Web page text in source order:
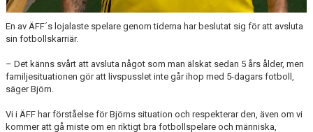
En av ÄFF´s lojalaste spelare genom tiderna har beslutat sig för att avsluta
sin fotbollskarriär.
– Det känns svårt att avsluta något som man älskat sedan 5 års ålder, men
familjesituationen gör att livspusslet inte går ihop med 5-dagars fotboll,
säger Björn.
Vi i ÄFF har förståelse för Björns situation och respekterar den, även om vi
kommer att gå miste om en riktigt bra fotbollspelare och människa,